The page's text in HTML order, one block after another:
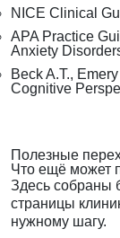
NICE Clinical
APA Practice
Anxiety
Beck A.T.,
Cognitive
Полезные
Что ещё может
Здесь собраны
страницы
нужному шагу.